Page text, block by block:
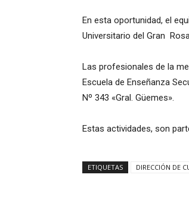
En esta oportunidad, el
Universitario del Gran
Las profesionales de la
Escuela de Enseñanza
Nº 343 «Gral. Güemes».
Estas actividades, son
ETIQUETAS DIRECCIÓN DE